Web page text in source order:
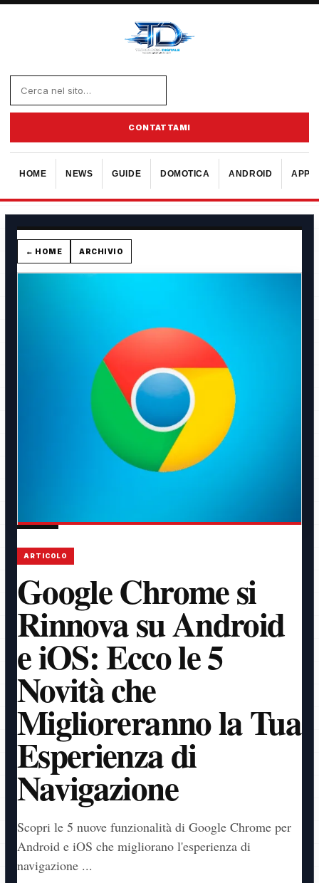
CONTATTAMI
HOME NEWS GUIDE DOMOTICA ANDROID
← HOME ARCHIVIO
ARTICOLO
Google Chrome si
Rinnova su Android
e iOS: Ecco le 5
Novità che
Miglioreranno la Tua
Esperienza di
Navigazione
Scopri le 5 nuove funzionalità di Google Chrome per
Android e iOS che migliorano l'esperienza di
navigazione ...